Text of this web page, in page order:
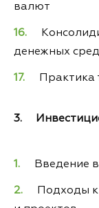
валют
денежных
3.
Введение
Подходы